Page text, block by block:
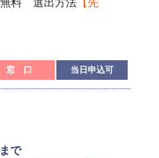
窓 口 当日申込可
で